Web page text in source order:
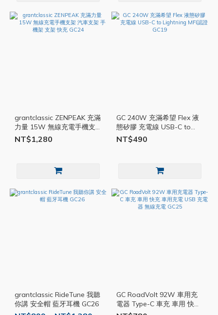
grantclassic ZENPEAK 充滿
力量 15W 無線充電手機支
架 汽車支架 手機架 支架 快
充 GC24
NT$1,280
GC 240W 充滿希望 Flex 液
態矽膠 充電線 USB-C to
Lightning MFI認證 GC19
NT$490
grantclassic RideTune 我聽
你講 安全帽 藍牙耳機 GC26
GC RoadVolt 92W 車用充
電器 Type-C 車充 車用 快充
車用充電 USB 充電器 無線